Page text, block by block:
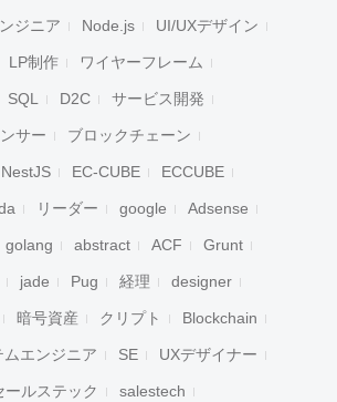
ジニア Node.js UI/UXデザイン
LP制作 ワイヤーフレーム
SQL D2C サービス開発
サー ブロックチェーン
NestJS EC-CUBE ECCUBE
リーダー google Adsense
golang abstract ACF Grunt
jade Pug 経理 designer
暗号資産 クリプト Blockchain
ムエンジニア SE UXデザイナー
ールステック salestech